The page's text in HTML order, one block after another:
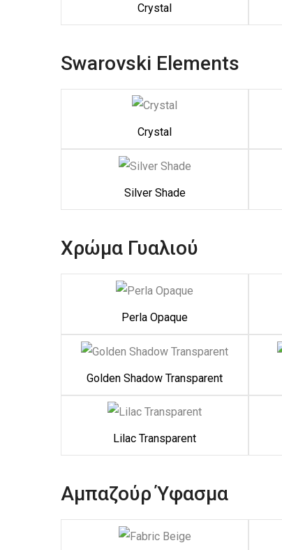
Crystal
Swarovski Elements
Crystal
Silver Shade
Χρώμα Γυαλιού
Perla Opaque
Golden Shadow Transparent
Lilac Transparent
Αμπαζούρ Ύφασμα